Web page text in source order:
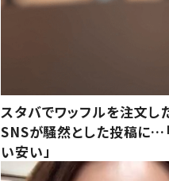
スタバでワッフルを注文し
SNSが騒然とした投稿に…
い安い」